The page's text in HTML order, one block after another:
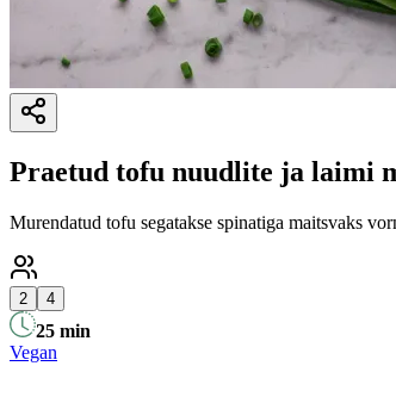
Praetud tofu nuudlite ja laimi
Murendatud tofu segatakse spinatiga maitsvaks
2 4
25 min
Vegan